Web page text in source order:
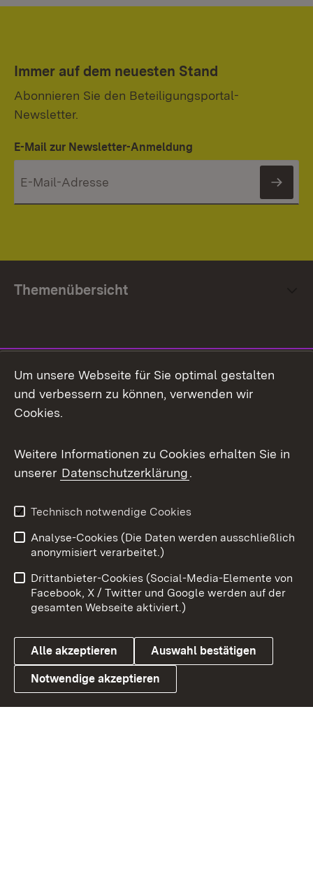
Immer auf dem neuesten Stand
Abonnieren Sie den Beteiligungsportal-
Newsletter.
E-Mail zur Newsletter-Anmeldung
Themenübersicht
Facebook
X / Twitter
Youtube
Link zum Landesportal
Impressum
Kontakt
Barrierefreiheit
Datenschutz
Cookies
Um unsere Webseite für Sie optimal gestalten
und verbessern zu können, verwenden wir
Cookies.
Weitere Informationen zu Cookies erhalten Sie in
unserer Datenschutzerklärung.
Technisch notwendige Cookies
Analyse-Cookies (Die Daten werden ausschließlich
anonymisiert verarbeitet.)
Drittanbieter-Cookies (Social-Media-Elemente von
Facebook, X / Twitter und Google werden auf der
gesamten Webseite aktiviert.)
Alle akzeptieren Auswahl bestätigen
Notwendige akzeptieren